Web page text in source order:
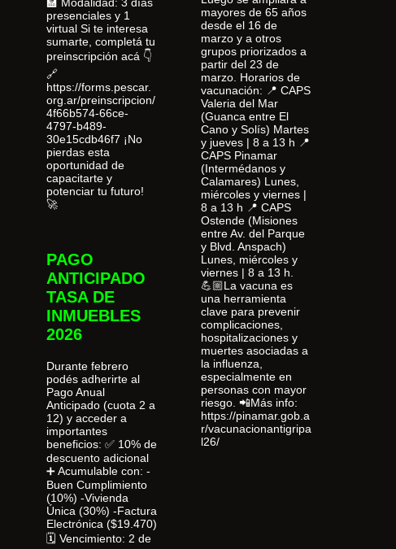
presenciales y 1
virtual Si te interesa
sumarte, completá tu
preinscripción acá 👇
🔗
https://forms.pescar.
org.ar/preinscripcion/
4f66b574-66ce-
4797-b489-
30e15cdb46f7 ¡No
pierdas esta
oportunidad de
capacitarte y
potenciar tu futuro!
🚀
PAGO
ANTICIPADO
TASA DE
INMUEBLES
2026
Durante febrero
podés adherirte al
Pago Anual
Anticipado (cuota 2 a
12) y acceder a
importantes
beneficios: ✅ 10% de
descuento adicional
➕ Acumulable con: -
Buen Cumplimiento
(10%) -Vivienda
Única (30%) -Factura
Electrónica ($19.470)
🗓 Vencimiento: 2 de
mayores de 65 años
desde el 16 de
marzo y a otros
grupos priorizados a
partir del 23 de
marzo. Horarios de
vacunación: 📍 CAPS
Valeria del Mar
(Guanca entre El
Cano y Solís) Martes
y jueves | 8 a 13 h 📍
CAPS Pinamar
(Intermédanos y
Calamares) Lunes,
miércoles y viernes |
8 a 13 h 📍 CAPS
Ostende (Misiones
entre Av. del Parque
y Blvd. Anspach)
Lunes, miércoles y
viernes | 8 a 13 h.
💪🏼La vacuna es
una herramienta
clave para prevenir
complicaciones,
hospitalizaciones y
muertes asociadas a
la influenza,
especialmente en
personas con mayor
riesgo. 📲Más info:
https://pinamar.gob.a
r/vacunacionantigripa
l26/